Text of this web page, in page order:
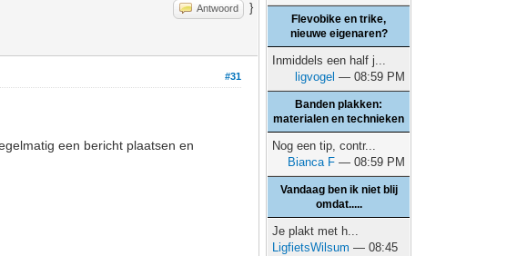
Antwoord }
#31
een bericht plaatsen en
Flevobike en trike,
nieuwe eigenaren?
Inmiddels een half j...
ligvogel — 08:59 PM
Banden plakken:
materialen en technieken
Nog een tip, contr...
Bianca F — 08:59 PM
Vandaag ben ik niet blij
omdat.....
Je plakt met h...
LigfietsWilsum — 08:45